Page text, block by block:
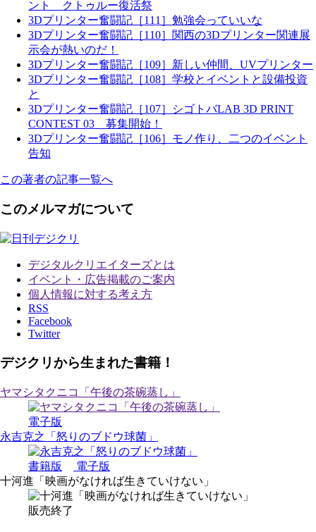
ント クトゥルー復活祭
3Dプリンター奮闘記［111］勉強会っていいな
3Dプリンター奮闘記［110］関西の3Dプリンター関連展
示会が熱いのだ！
3Dプリンター奮闘記［109］新しい仲間、UVプリンター
3Dプリンター奮闘記［108］学校とイベントと設備投資
と
3Dプリンター奮闘記［107］シゴトバLAB 3D PRINT
CONTEST 03 募集開始！
3Dプリンター奮闘記［106］モノ作り、二つのイベント
告知
この著者の記事一覧へ
このメルマガについて
デジタルクリエイターズとは
イベント・広告掲載のご案内
個人情報に対する考え方
RSS
Facebook
Twitter
デジクリから生まれた書籍！
ヤマシタクニコ「午後の茶碗蒸し」
電子版
永吉克之「怒りのブドウ球菌」
書籍版
電子版
十河進「映画がなければ生きていけない」
販売終了